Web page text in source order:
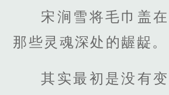
宋涧雪将毛巾盖
那些灵魂深处的龌龊。
其实最初是没有